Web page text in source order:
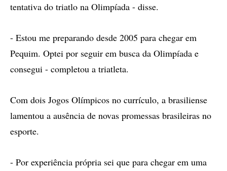
tentativa do triatlo na Olimpíada - disse.
- Estou me preparando desde 2005 para chegar em
Pequim. Optei por seguir em busca da Olimpíada e
consegui - completou a triatleta.
Com dois Jogos Olímpicos no currículo, a brasiliense
lamentou a ausência de novas promessas brasileiras no
esporte.
- Por experiência própria sei que para chegar em uma